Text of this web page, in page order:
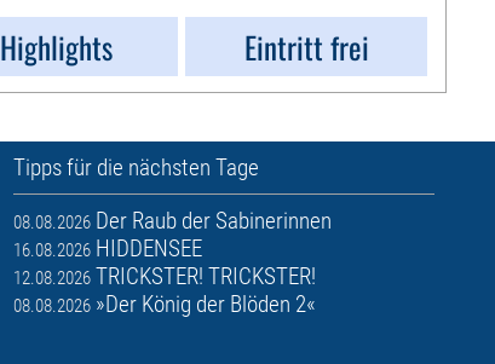
Highlights Eintritt frei
Tipps für die nächsten Tage
08.08.2026 Der Raub der Sabinerinnen
16.08.2026 HIDDENSEE
12.08.2026 TRICKSTER! TRICKSTER!
08.08.2026 »Der König der Blöden 2«